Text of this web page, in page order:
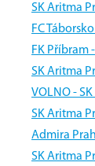
SK Aritma
FC
FK Příbram
SK Aritma
VOLNO -
SK Aritma
Admira
SK Aritma